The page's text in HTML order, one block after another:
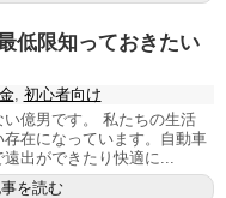
低限知っておきたい
, 初心者向け
億男です。 私たちの生活
在になっています。自動車
出ができたり快適に...
を読む